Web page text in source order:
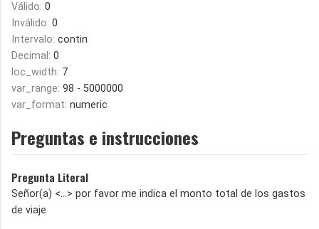
Válido: 0
Inválido: 0
Intervalo: contin
Decimal: 0
loc_width: 7
var_range: 98 - 5000000
var_format: numeric
Preguntas e instrucciones
Pregunta Literal
Señor(a) <...> por favor me indica el monto total de los gastos
de viaje